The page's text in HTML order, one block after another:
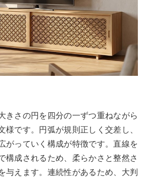
きさの円を四分の一ずつ重ねながら
様です。円弧が規則正しく交差し、
がっていく構成が特徴です。直線を
構成されるため、柔らかさと整然さ
与えます。連続性があるため、大判